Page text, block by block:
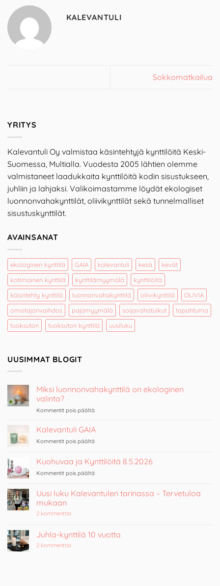
KALEVANTULI
Sokkomatkailua
YRITYS
Kalevantuli Oy valmistaa käsintehtyjä kynttilöitä Keski-
Suomessa, Multialla. Vuodesta 2005 lähtien olemme
valmistaneet laadukkaita kynttilöitä kodin sisustukseen,
juhliin ja lahjaksi. Valikoimastamme löydät ekologiset
luonnonvahakynttilät, oliivikynttilät sekä tunnelmalliset
sisustuskynttilät.
AVAINSANAT
ekologinen kynttilä GAIA kalevantuli kesä
kevät
kotimainen kynttilä
kynttilämyymälä
kynttilöitä
käsintehty kynttilä
luonnonvahakynttilä oliivikynttilä
OLIVIA
omistajanvaihdos
pajamyymälä soijavahatuikut
tapahtuma
tuoksuton
tuoksuton kynttilä uusiluku
UUSIMMAT BLOGIT
Miksi luonnonvahakynttilä on ekologinen
valinta?
Kommentit pois päältä
Kalevantuli GAIA
Kommentit pois päältä
GAIA
Kuohuvaa ja Kynttilöitä 8.5.2026
Kommentit pois päältä
Kynttilöitä
Uusi luku Kalevantulen tarinassa – Tervetuloa
mukaan
2 kommenttia
Kalevantulen
tarinassa
Juhla-kynttilä 10 vuotta
2 kommenttia